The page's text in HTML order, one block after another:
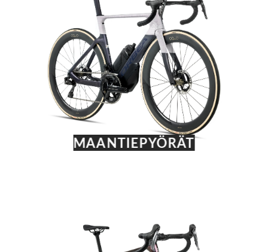
MAANTIEPYÖRÄT